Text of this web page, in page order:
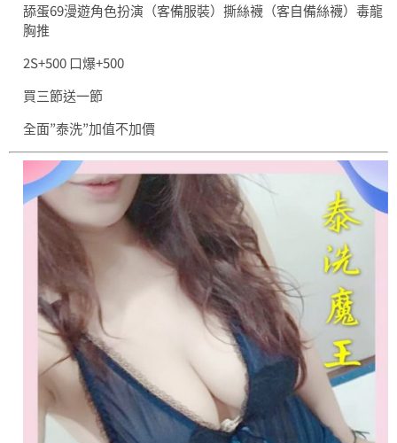
舔蛋69漫遊角色扮演（客備服裝）撕絲襪（客自備絲襪）毒龍
胸推
2S+500 口爆+500
買三節送一節
全面”泰洗”加值不加價